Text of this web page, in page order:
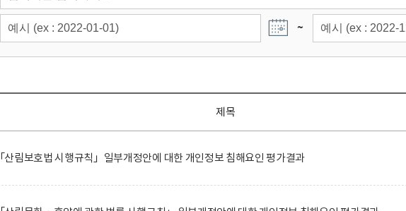
~
제목
「산림보호법 시행규칙」일부개정안에 대한 개인정보 침해요인 평가결과